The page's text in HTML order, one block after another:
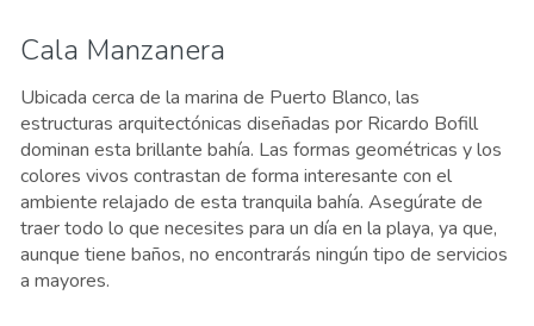
Cala Manzanera
Ubicada cerca de la marina de Puerto Blanco, las
estructuras arquitectónicas diseñadas por Ricardo Bofill
dominan esta brillante bahía. Las formas geométricas y los
colores vivos contrastan de forma interesante con el
ambiente relajado de esta tranquila bahía. Asegúrate de
traer todo lo que necesites para un día en la playa, ya que,
aunque tiene baños, no encontrarás ningún tipo de servicios
a mayores.